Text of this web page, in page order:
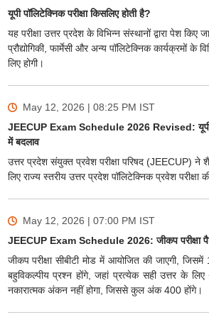
यूपी पॉलिटेक्निक परीक्षा किसलिए होती है?
यह परीक्षा उत्तर प्रदेश के विभिन्न संस्थानों द्वारा पेश किए
प्रौद्योगिकी, फार्मेसी और अन्य पॉलिटेक्निक कार्यक्रमों के
लिए होगी।
May 12, 2026 | 08:25 PM IST
JEECUP Exam Schedule 2026 Revised: यूपी
में बदलाव
उत्तर प्रदेश संयुक्त प्रवेश परीक्षा परिषद (JEECUP)
लिए राज्य स्तरीय उत्तर प्रदेश पॉलिटेक्निक प्रवेश परीक्षा
May 12, 2026 | 07:00 PM IST
JEECUP Exam Schedule 2026: जीकप परीक्षा
जीकप परीक्षा सीबीटी मोड में आयोजित की जाएगी,
बहुविकल्पीय प्रश्न होंगे, जहां प्रत्येक सही उत्तर के
नकारात्मक अंकन नहीं होगा, जिससे कुल अंक 400 होंगे।